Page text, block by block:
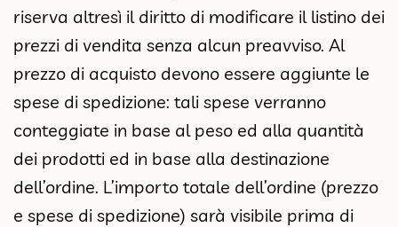
riserva altresì il diritto di modificare il listino dei
prezzi di vendita senza alcun preavviso. Al
prezzo di acquisto devono essere aggiunte le
spese di spedizione: tali spese verranno
conteggiate in base al peso ed alla quantità
dei prodotti ed in base alla destinazione
dell’ordine. L’importo totale dell’ordine (prezzo
e spese di spedizione) sarà visibile prima di